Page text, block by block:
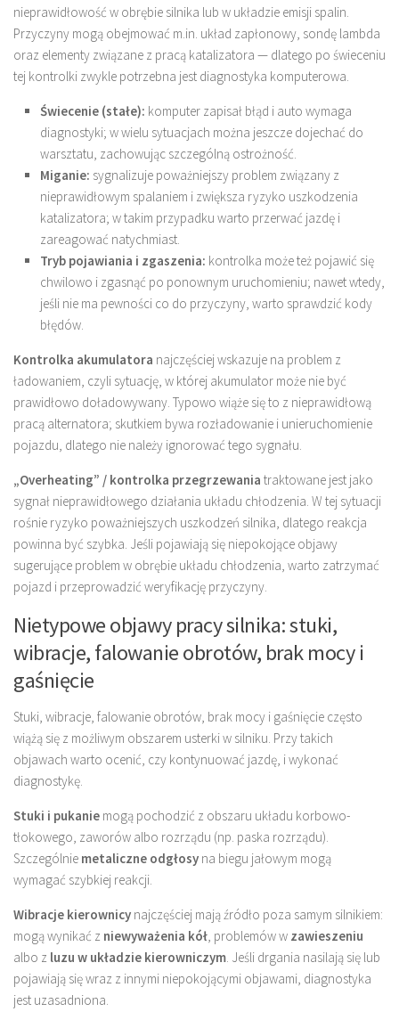
nieprawidłowość w obrębie silnika lub w układzie emisji spalin.
Przyczyny mogą obejmować m.in. układ zapłonowy, sondę lambda
oraz elementy związane z pracą katalizatora — dlatego po świeceniu
tej kontrolki zwykle potrzebna jest diagnostyka komputerowa.
Świecenie (stałe): komputer zapisał błąd i auto wymaga
diagnostyki; w wielu sytuacjach można jeszcze dojechać do
warsztatu, zachowując szczególną ostrożność.
Miganie: sygnalizuje poważniejszy problem związany z
nieprawidłowym spalaniem i zwiększa ryzyko uszkodzenia
katalizatora; w takim przypadku warto przerwać jazdę i
zareagować natychmiast.
Tryb pojawiania i zgaszenia: kontrolka może też pojawić się
chwilowo i zgasnąć po ponownym uruchomieniu; nawet wtedy,
jeśli nie ma pewności co do przyczyny, warto sprawdzić kody
błędów.
Kontrolka akumulatora najczęściej wskazuje na problem z
ładowaniem, czyli sytuację, w której akumulator może nie być
prawidłowo doładowywany. Typowo wiąże się to z nieprawidłową
pracą alternatora; skutkiem bywa rozładowanie i unieruchomienie
pojazdu, dlatego nie należy ignorować tego sygnału.
„Overheating” / kontrolka przegrzewania traktowane jest jako
sygnał nieprawidłowego działania układu chłodzenia. W tej sytuacji
rośnie ryzyko poważniejszych uszkodzeń silnika, dlatego reakcja
powinna być szybka. Jeśli pojawiają się niepokojące objawy
sugerujące problem w obrębie układu chłodzenia, warto zatrzymać
pojazd i przeprowadzić weryfikację przyczyny.
Nietypowe objawy pracy silnika: stuki,
wibracje, falowanie obrotów, brak mocy i
gaśnięcie
Stuki, wibracje, falowanie obrotów, brak mocy i gaśnięcie często
wiążą się z możliwym obszarem usterki w silniku. Przy takich
objawach warto ocenić, czy kontynuować jazdę, i wykonać
diagnostykę.
Stuki i pukanie mogą pochodzić z obszaru układu korbowo-
tłokowego, zaworów albo rozrządu (np. paska rozrządu).
Szczególnie metaliczne odgłosy na biegu jałowym mogą
wymagać szybkiej reakcji.
Wibracje kierownicy najczęściej mają źródło poza samym silnikiem:
mogą wynikać z niewyważenia kół , problemów w zawieszeniu
albo z luzu w układzie kierowniczym . Jeśli drgania nasilają się lub
pojawiają się wraz z innymi niepokojącymi objawami, diagnostyka
jest uzasadniona.